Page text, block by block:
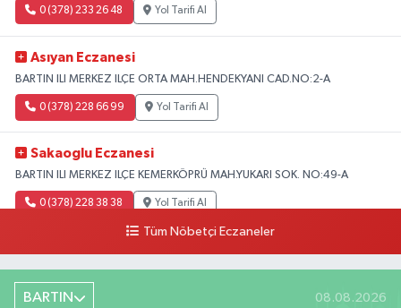
0 (378) 233 26 48 Yol Tarifi Al
Asıyan Eczanesi
BARTIN ILI MERKEZ ILÇE ORTA MAH.HENDEKYANI CAD.NO:2-A
0 (378) 228 66 99 Yol Tarifi Al
Sakaoglu Eczanesi
BARTIN ILI MERKEZ ILÇE KEMERKÖPRÜ MAH.YUKARI SOK. NO:49-A
0 (378) 228 38 38 Yol Tarifi Al
Tüm Nöbetçi Eczaneler
BARTIN 08.08.2026